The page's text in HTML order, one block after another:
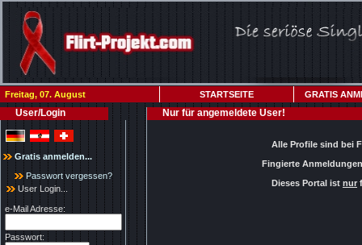
Freitag, 07. August STARTSEITE GRATIS
User/Login
Gratis anmelden...
Passwort vergessen?
User Login...
e-Mail Adresse:
Passwort:
Nur für angemeldete User!
Alle Profile sind bei
Fingierte
Dieses Portal ist nur